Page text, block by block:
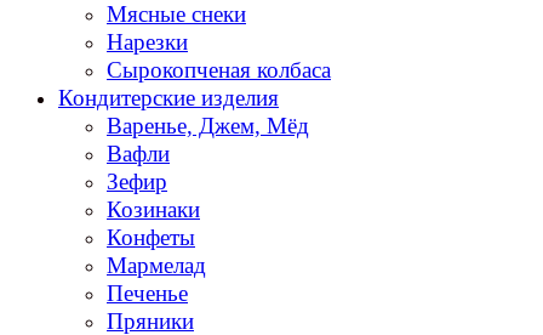
Мясные снеки
Нарезки
Сырокопченая колбаса
Кондитерские изделия
Варенье, Джем, Мёд
Вафли
Зефир
Козинаки
Конфеты
Мармелад
Печенье
Пряники